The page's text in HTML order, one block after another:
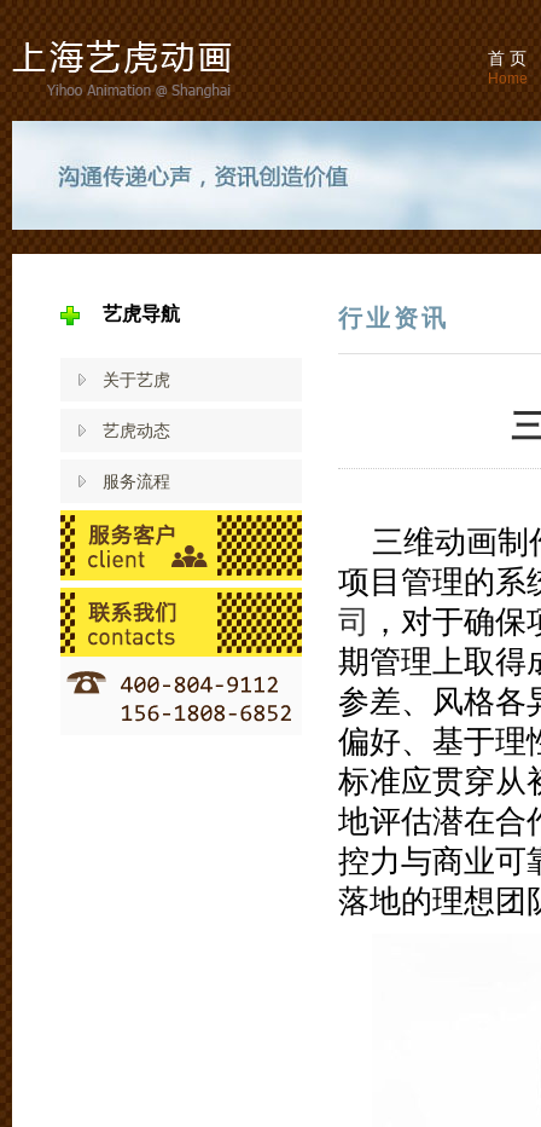
首 页
Home
艺虎导航
关于艺虎
艺虎动态
服务流程
行业资讯
三维动画制
项目管理的系
司
，对于确
期管理上取得
参差、风格各
偏好、基于理
标准应贯穿从
地评估潜在合
控力与商业可
落地的理想团